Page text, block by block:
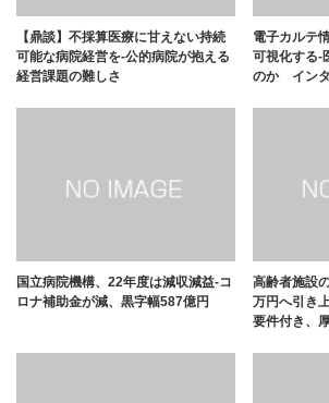
【鼎談】不採算医療に甘えない持続
可能な病院経営を-公的病院が抱える
経営課題の難しさ
電子カルテ
可視化する-
のか イン
国立病院機構、22年度は減収減益-コ
ロナ補助金が減、黒字幅587億円
高齢者施設
万円へ引き
要件付き、